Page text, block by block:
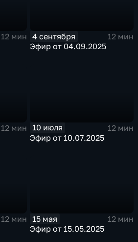
12 мин
4 сентября
12 мин
Эфир от 04.09.2025
12 мин
10 июля
12 мин
Эфир от 10.07.2025
12 мин
15 мая
12 мин
Эфир от 15.05.2025